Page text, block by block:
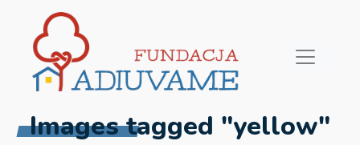
Images tagged "yellow"